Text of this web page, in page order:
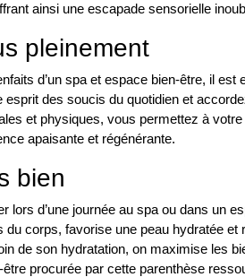
ainsi une escapade sensorielle
pleinement
d’un spa et espace bien-être, il est
des soucis du quotidien et
et physiques, vous permettez à
apaisante et régénérante.
bien
lors d’une journée au spa ou dans un
du corps, favorise une peau hydratée
de son hydratation, on maximise les
procurée par cette parenthèse